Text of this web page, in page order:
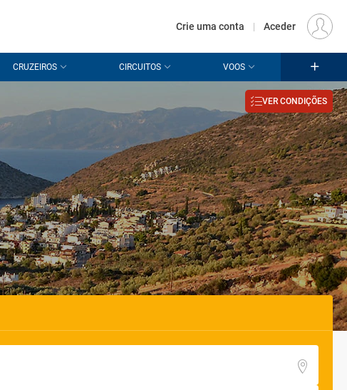
EUR
Crie uma conta | Aceder
CRUZEIROS CIRCUITOS VOOS
VER CONDIÇÕES